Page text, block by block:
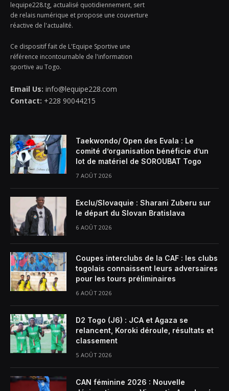
lequipe228.tg, actualisé quotidiennement, sert
de relais numérique et propose une couverture
réactive de l'actualité.
Ce dispositif fait de L'Equipe Sportive une
référence incontournable de l'information
sportive au Togo.
Email Us: info@lequipe228.com
Contact: +228 90044215
Taekwondo/ Open des Evala : Le
comité d’organisation bénéficie d’un
lot de matériel de SOROUBAT Togo
7 AOÛT 2026
Exclu/Slovaquie : Sharani Zuberu sur
le départ du Slovan Bratislava
6 AOÛT 2026
Coupes interclubs de la CAF : les clubs
togolais connaissent leurs adversaires
pour les tours préliminaires
6 AOÛT 2026
D2 Togo (J6) : JCA et Agaza se
relancent, Koroki déroule, résultats et
classement
5 AOÛT 2026
CAN féminine 2026 : Nouvelle